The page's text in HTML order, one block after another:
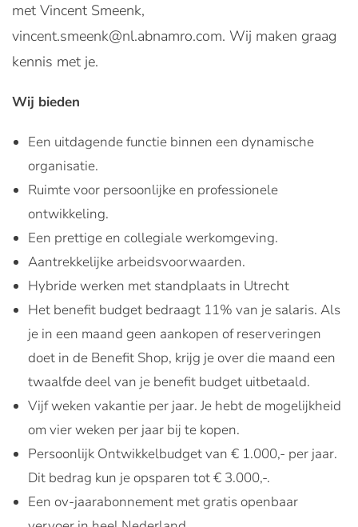
met Vincent Smeenk,
vincent.smeenk@nl.abnamro.com. Wij maken graag
kennis met je.
Wij bieden
Een uitdagende functie binnen een dynamische
organisatie.
Ruimte voor persoonlijke en professionele
ontwikkeling.
Een prettige en collegiale werkomgeving.
Aantrekkelijke arbeidsvoorwaarden.
Hybride werken met standplaats in Utrecht
Het benefit budget bedraagt 11% van je salaris. Als
je in een maand geen aankopen of reserveringen
doet in de Benefit Shop, krijg je over die maand een
twaalfde deel van je benefit budget uitbetaald.
Vijf weken vakantie per jaar. Je hebt de mogelijkheid
om vier weken per jaar bij te kopen.
Persoonlijk Ontwikkelbudget van € 1.000,- per jaar.
Dit bedrag kun je opsparen tot € 3.000,-.
Een ov-jaarabonnement met gratis openbaar